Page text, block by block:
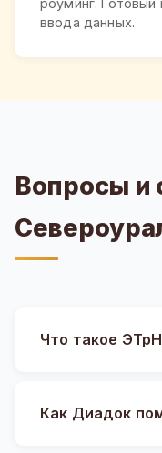
роуминг.
ввода данных.
Вопросы и
Что такое
Как Диадок